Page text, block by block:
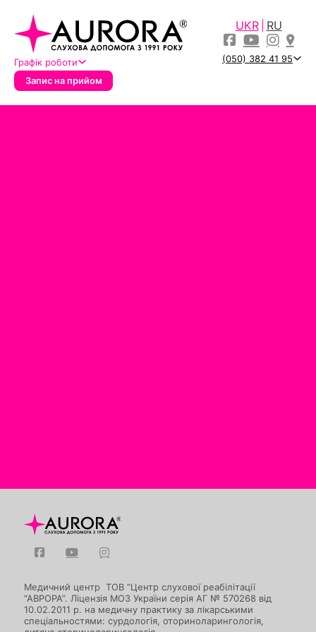
UKR RU
Графік роботи
(050) 382 41 95
Запис на прийом
Медичний центр ТОВ “Центр слухової реабілітації
“АВРОРА”. Ліцензія МОЗ України серія АГ № 570268 від
10.02.2011 р. на медичну практику за лікарськими
спеціальностями: сурдологія, оториноларингологія,